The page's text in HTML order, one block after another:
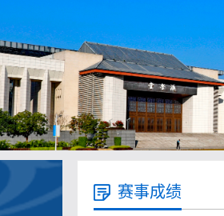
赛事成绩